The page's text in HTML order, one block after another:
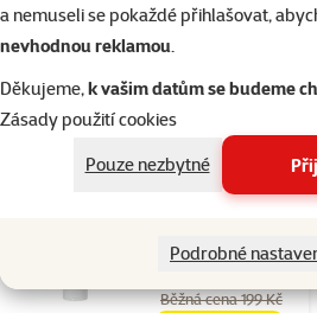
a nemuseli se pokaždé přihlašovat,
nevhodnou reklamou.
Děkujeme,k vašim datům se budeme
Zásady použití cookies
Pouze nezbytné
Podrobné
3+1 Kupte 4 kočičí pamlsky a 1 máte
zdarma
Skladem
Malt pro kočky 100
Hodnocení 93%,
Běžná cena 199 Kč